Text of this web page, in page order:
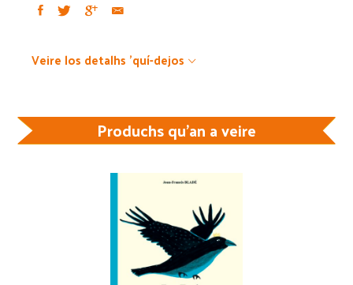
Veire los detalhs 'quí-dejos
Produchs qu'an a veire